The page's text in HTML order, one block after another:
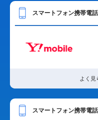
スマートフォン携帯電話
よく見
スマートフォン携帯電話